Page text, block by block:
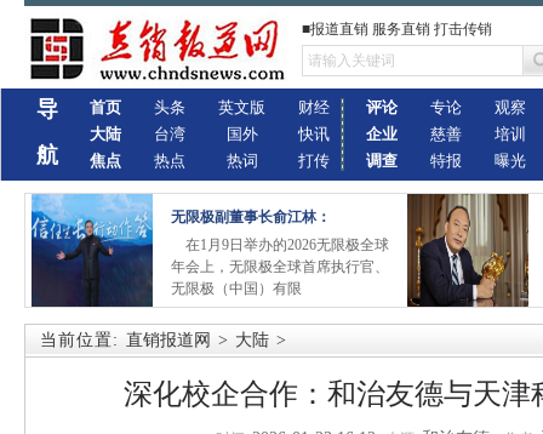
■报道直销 服务直销 打击传销
导
航
首页
大陆
焦点
头条
台湾
热点
英文版
国外
热词
财经
快讯
打传
评论
企业
调查
专论
慈善
特报
观察
培训
曝光
无限极副董事长俞江林：
在1月9日举办的2026无限极全球
年会上，无限极全球首席执行官、
无限极（中国）有限
当前位置: 直销报道网 > 大陆 >
深化校企合作：和治友德与天津